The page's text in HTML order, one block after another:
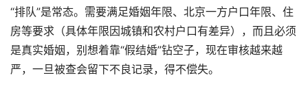
“排队”是常态。需要满足婚姻年限、北京一方户口年限、住
房等要求（具体年限因城镇和农村户口有差异），而且必须
是真实婚姻，别想着靠“假结婚”钻空子，现在审核越来越
严，一旦被查会留下不良记录，得不偿失。